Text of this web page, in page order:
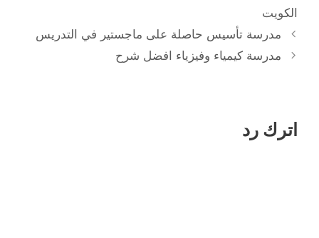
الكويت
مدرسة تأسيس حاصلة على ماجستير في التدريس
مدرسة كيمياء وفيزياء افضل شرح
اترك رد